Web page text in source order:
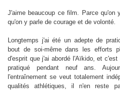
J'aime beaucoup ce film. Parce qu'on
qu'on y parle de courage et de volonté.
Longtemps j'ai été un adepte de
bout de soi-même dans les efforts
d'esprit que j'ai abordé l'Aïkido, et
pratiqué pendant neuf ans.
l'entraînement se veut totalement
qualités athlétiques, il n'en reste